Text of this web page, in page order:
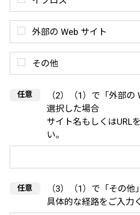
外部の Web サイト
その他
（2）（1）で「外部の
選択した場合
サイト名もしくはURL
い。
（3）（1）で「その
具体的な経路をご入力